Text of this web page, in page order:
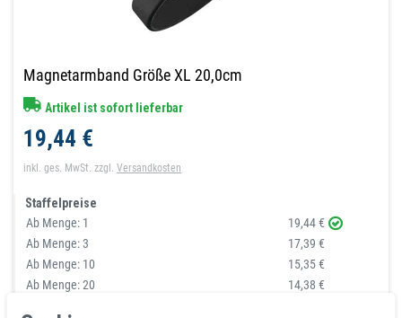
Magnetarmband Größe XL 20,0cm
Artikel ist sofort lieferbar
19,44 €
inkl. ges. MwSt. zzgl.Versandkosten
Staffelpreise
Ab Menge: 1
19,44 €
Ab Menge:3
17,39 €
Ab Menge: 10
15,35 €
Ab Menge:20
14,38 €